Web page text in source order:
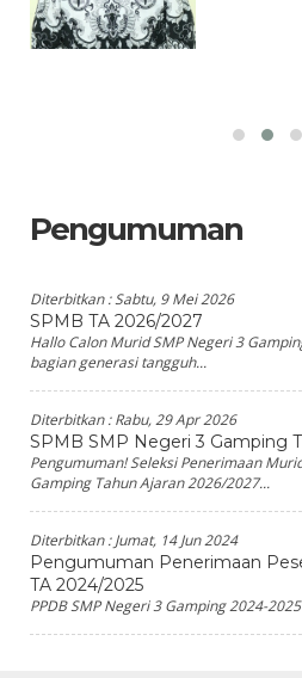
Pengumuman
Diterbitkan :Sabtu, 9 Mei 2026
SPMB TA 2026/2027
Hallo Calon Murid SMP Negeri 3
bagian generasi tangguh...
Diterbitkan :Rabu, 29 Apr 2026
SPMB SMP Negeri 3 Gamping
Pengumuman! Seleksi Penerimaan
Gamping Tahun Ajaran 2026/2027...
Diterbitkan :Jumat, 14 Jun 2024
Pengumuman Penerimaan
TA 2024/2025
PPDB SMP Negeri 3 Gamping 2024-2025